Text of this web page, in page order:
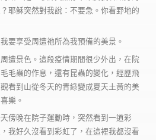
耶穌突然對我說：不要急。你看野地的
要享受周遭祂所為我預備的美景。
遭景色。這段疫情期間很少外出，在院
毛蟲的作息，還有昆蟲的變化，經歷飛
看到山從冬天的青綠變成夏天土黃的美
樂。
傍晚在院子運動時，突然看到一道彩
我好久沒看到彩虹了，在這裡我都沒看